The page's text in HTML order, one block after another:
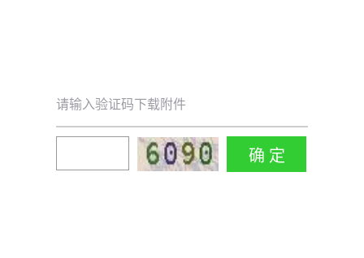
请输入验证码下载附件